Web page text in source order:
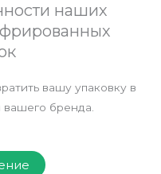
наших
вашу упаковку в
бренда.